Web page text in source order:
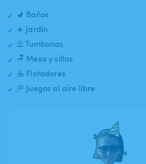
🚽 Baños
☀️ Jardín
⛱️ Tumbonas
🪑 Mesa y sillas
🤽 Flotadores
🥏 Juegos al aire libre